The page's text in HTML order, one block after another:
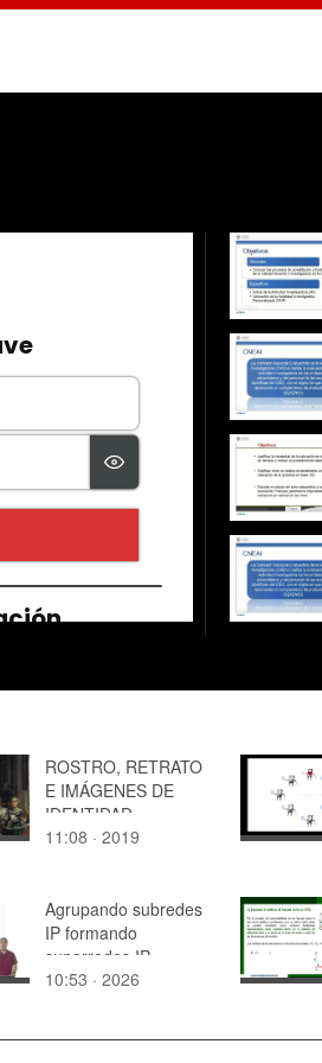
ROSTRO, RETRATO
E IMÁGENES DE
IDENTIDAD
11:08 · 2019
Agrupando subredes
IP formando
superredes IP
10:53 · 2026